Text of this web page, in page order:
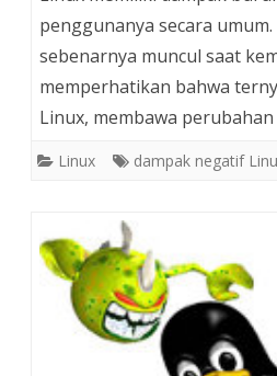
penggunanya secara
sebenarnya muncul saat
memperhatikan bahwa
Linux, membawa
Linux dampak negatif